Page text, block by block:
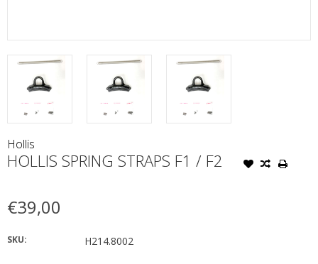
Hollis
HOLLIS SPRING STRAPS F1 / F2
€39,00
SKU: H214.8002